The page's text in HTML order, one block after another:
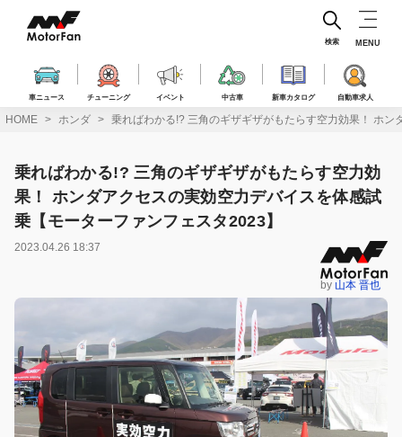
ス
車ニュース チューニング イベント 中古車 新車カタログ 自動車求人
検索 MENU
HOME ホンダ 乗ればわかる!? 三角のギザギザがもたらす空力効果！ ホ
乗ればわかる!? 三角のギザギザがもたらす空力効
果！ ホンダアクセスの実効空力デバイスを体感試
乗【モーターファンフェスタ2023】
2023.04.26 18:37
by 山本 晋也